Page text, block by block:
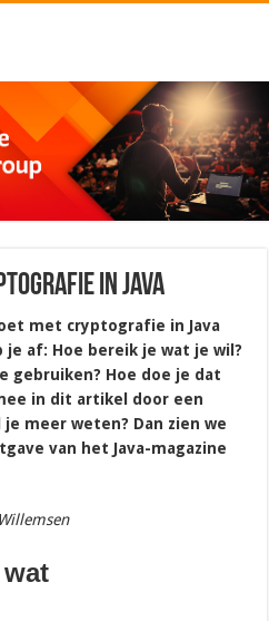
in Java
met cryptografie in Java
je af: Hoe bereik je wat je wil?
gebruiken? Hoe doe je dat
in dit artikel door een
meer weten? Dan zien we
van het Java-magazine